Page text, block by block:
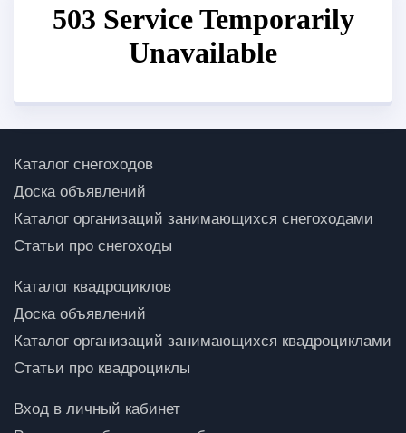
Каталог снегоходов
Доска объявлений
Каталог организаций занимающихся снегоходами
Статьи про снегоходы
Каталог квадроциклов
Доска объявлений
Каталог организаций занимающихся квадроциклами
Статьи про квадроциклы
Вход в личный кабинет